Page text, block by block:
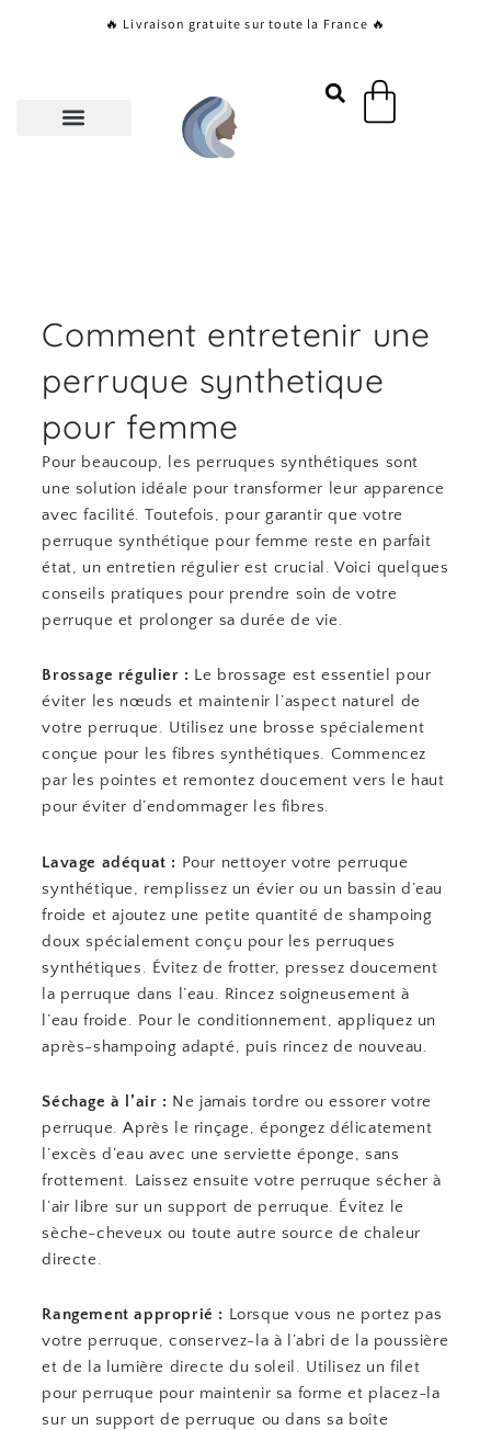
🔥 Livraison gratuite sur toute la France 🔥
Panier
Comment entretenir une
perruque synthetique
pour femme
Pour beaucoup, les perruques synthétiques sont
une solution idéale pour transformer leur apparence
avec facilité. Toutefois, pour garantir que votre
perruque synthétique pour femme reste en parfait
état, un entretien régulier est crucial. Voici quelques
conseils pratiques pour prendre soin de votre
perruque et prolonger sa durée de vie.
Brossage régulier : Le brossage est essentiel pour
éviter les nœuds et maintenir l’aspect naturel de
votre perruque. Utilisez une brosse spécialement
conçue pour les fibres synthétiques. Commencez
par les pointes et remontez doucement vers le haut
pour éviter d’endommager les fibres.
Lavage adéquat : Pour nettoyer votre perruque
synthétique, remplissez un évier ou un bassin d’eau
froide et ajoutez une petite quantité de shampoing
doux spécialement conçu pour les perruques
synthétiques. Évitez de frotter, pressez doucement
la perruque dans l’eau. Rincez soigneusement à
l’eau froide. Pour le conditionnement, appliquez un
après-shampoing adapté, puis rincez de nouveau.
Séchage à l’air : Ne jamais tordre ou essorer votre
perruque. Après le rinçage, épongez délicatement
l’excès d’eau avec une serviette éponge, sans
frottement. Laissez ensuite votre perruque sécher à
l’air libre sur un support de perruque. Évitez le
sèche-cheveux ou toute autre source de chaleur
directe.
Rangement approprié : Lorsque vous ne portez pas
votre perruque, conservez-la à l’abri de la poussière
et de la lumière directe du soleil. Utilisez un filet
pour perruque pour maintenir sa forme et placez-la
sur un support de perruque ou dans sa boîte